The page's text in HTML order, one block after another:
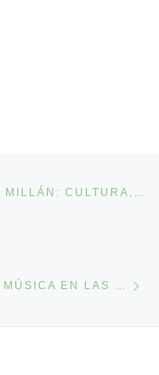
INAUGURACIÓN “EL LEGADO DE MILLÁN: CULTURA, MUJER Y BARRIO”
DOMINGO 21 DE JUNIO, DÍA DE LA MÚSICA EN LAS DELICIAS Y MESA INFORMATIVA